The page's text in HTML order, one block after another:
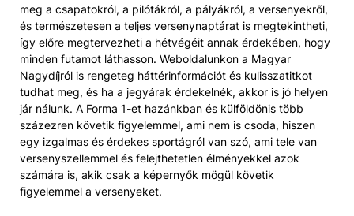
meg a csapatokról, a pilótákról, a pályákról, a versenyekről,
és természetesen a teljes versenynaptárat is megtekintheti,
így előre megtervezheti a hétvégéit annak érdekében, hogy
minden futamot láthasson. Weboldalunkon a Magyar
Nagydíjról is rengeteg háttérinformációt és kulisszatitkot
tudhat meg, és ha a jegyárak érdekelnék, akkor is jó helyen
jár nálunk. A Forma 1-et hazánkban és külföldönis több
százezren követik figyelemmel, ami nem is csoda, hiszen
egy izgalmas és érdekes sportágról van szó, ami tele van
versenyszellemmel és felejthetetlen élményekkel azok
számára is, akik csak a képernyők mögül követik
figyelemmel a versenyeket.